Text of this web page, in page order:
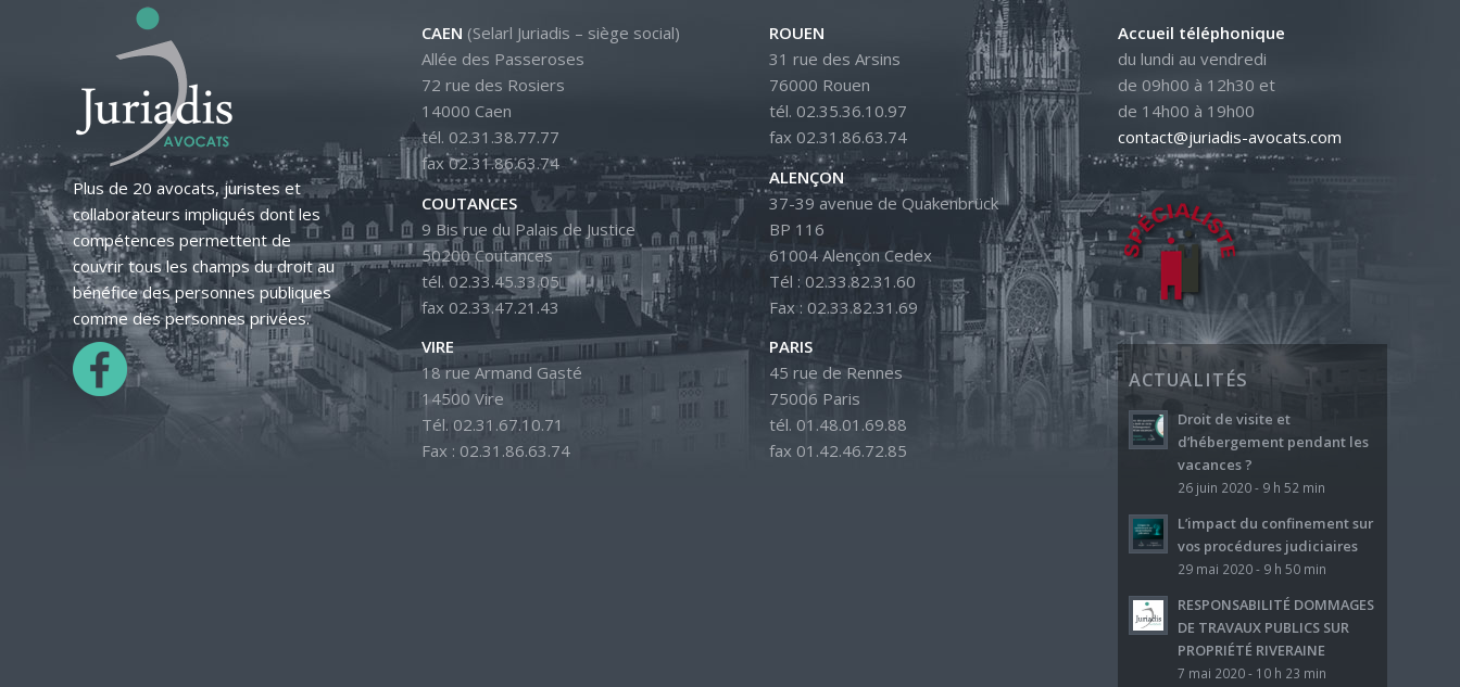
Plus de 20 avocats, juristes et
collaborateurs impliqués dont les
compétences permettent de
couvrir tous les champs du droit au
bénéfice des personnes publiques
comme des personnes privées.
CAEN (Selarl Juriadis – siège social)
Allée des Passeroses
72 rue des Rosiers
14000 Caen
tél. 02.31.38.77.77
fax 02.31.86.63.74
COUTANCES
9 Bis rue du Palais de Justice
50200 Coutances
tél. 02.33.45.33.05
fax 02.33.47.21.43
VIRE
18 rue Armand Gasté
14500 Vire
Tél. 02.31.67.10.71
Fax : 02.31.86.63.74
ROUEN
31 rue des Arsins
76000 Rouen
tél. 02.35.36.10.97
fax 02.31.86.63.74
ALENÇON
37-39 avenue de Quakenbrück
BP 116
61004 Alençon Cedex
Tél : 02.33.82.31.60
Fax : 02.33.82.31.69
PARIS
45 rue de Rennes
75006 Paris
tél. 01.48.01.69.88
fax 01.42.46.72.85
Accueil téléphonique
du lundi au vendredi
de 09h00 à 12h30 et
de 14h00 à 19h00
contact@juriadis-avocats.com
ACTUALITÉS
Droit de visite et
d’hébergement pendant les
vacances ?
26 juin 2020 - 9 h 52 min
L’impact du confinement sur
vos procédures judiciaires
29 mai 2020 - 9 h 50 min
RESPONSABILITÉ DOMMAGES
DE TRAVAUX PUBLICS SUR
PROPRIÉTÉ RIVERAINE
7 mai 2020 - 10 h 23 min